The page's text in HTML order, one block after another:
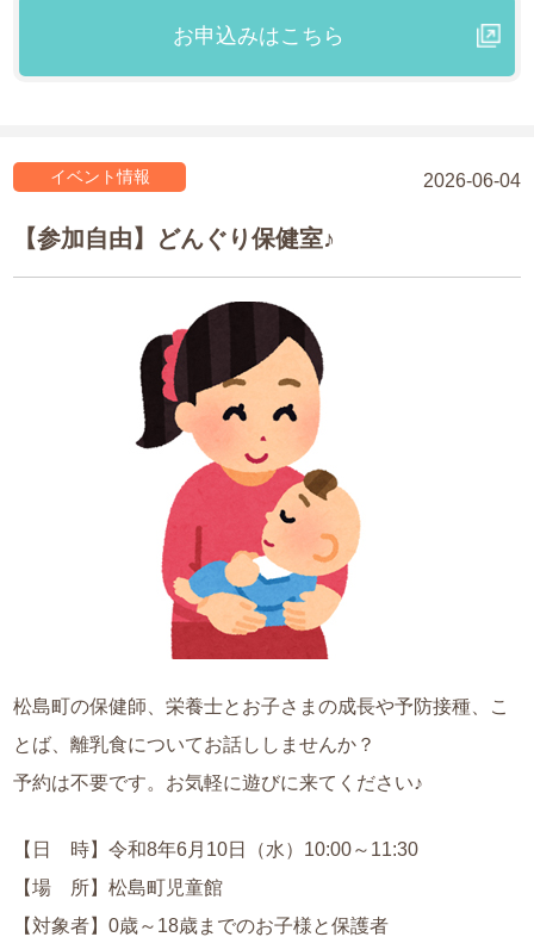
お申込みはこちら
2026-06-04
イベント情報
【参加自由】どんぐり保健室♪
松島町の保健師、栄養士とお子さまの成長や予防接種、こ
とば、離乳食についてお話ししませんか？
予約は不要です。お気軽に遊びに来てください♪
【日 時】令和8年6月10日（水）10:00～11:30
【場 所】松島町児童館
【対象者】0歳～18歳までのお子様と保護者